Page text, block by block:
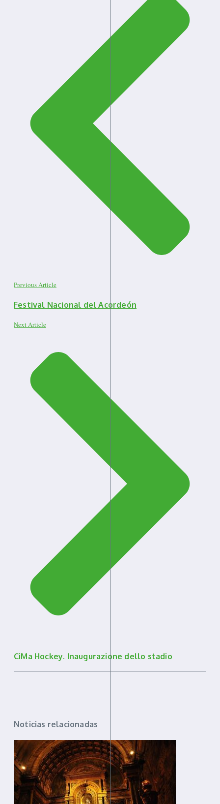
Previous Article
Festival Nacional del Acordeón
Next Article
CiMa Hockey. Inaugurazione dello stadio
Noticias relacionadas